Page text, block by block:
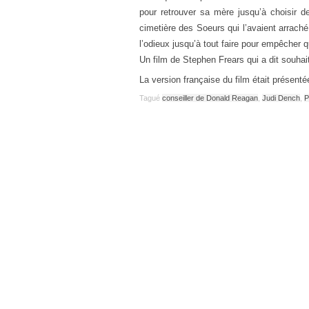
pour retrouver sa mère jusqu’à choisir
cimetière des Soeurs qui l’avaient
l’odieux jusqu’à tout faire pour
Un film de Stephen Frears qui a dit
La version française du film était
Tagué conseiller de Donald Reagan Judi Dench